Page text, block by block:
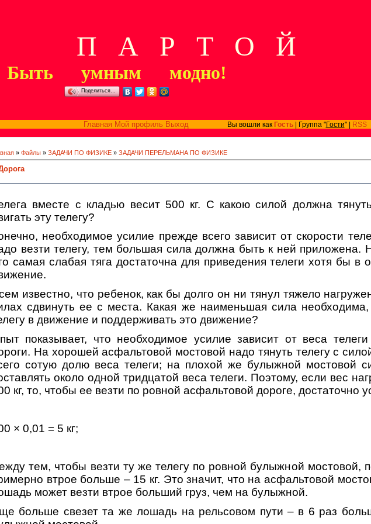
П А Р Т О Й
Быть умным модно!
Поделиться…
Главная Мой профиль ВыходВы вошли как Гость| Группа "Гости" |
RSS
» Файлы » ЗАДАЧИ ПО ФИЗИКЕ » ЗАДАЧИ ПЕРЕЛЬМАНА ПО ФИЗИКЕ
вместе с кладью весит 500 кг. С какою силой должна
эту телегу?
необходимое усилие прежде всего зависит от скорости
везти телегу, тем большая сила должна быть к ней приложена.
самая слабая тяга достаточна для приведения телеги хотя бы в
известно, что ребенок, как бы долго он ни тянул тяжело
сдвинуть ее с места. Какая же наименьшая сила необходима,
в движение и поддерживать это движение?
показывает, что необходимое усилие зависит от веса
На хорошей асфальтовой мостовой надо тянуть телегу с
сотую долю веса телеги; на плохой же булыжной мостовой
около одной тридцатой веса телеги. Поэтому, если вес
кг, то, чтобы ее везти по ровной асфальтовой дороге, достаточно
× 0,01 = 5 кг;
тем, чтобы везти ту же телегу по ровной булыжной мостовой,
втрое больше – 15 кг. Это значит, что на асфальтовой
может везти втрое больший груз, чем на булыжной.
больше свезет та же лошадь на рельсовом пути – в 6 раз